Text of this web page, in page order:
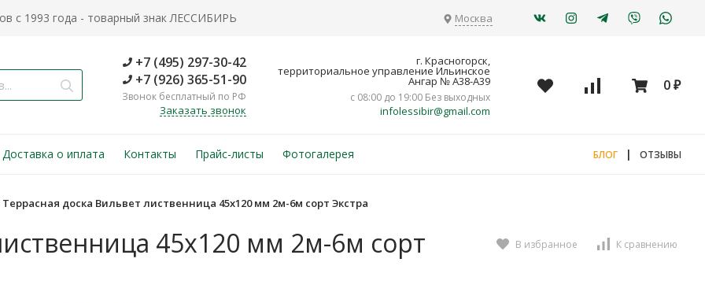
с 1993 года - товарный знак ЛЕССИБИРЬ Москва
+7 (495) 297-30-42
+7 (926) 365-51-90
Звонок бесплатный по РФ
Заказать звонок
г. Красногорск,
территориальное управление Ильинское
Ангар № А38-А39
с 08:00 до 19:00 Без выходных
infolessibir@gmail.com
0 ₽
Доставка о иплата Контакты Прайс-листы Фотогалерея БЛОГ | ОТЗЫВЫ
Террасная доска Вильвет лиственница 45х120 мм 2м-6м сорт Экстра
45х120 мм 2м-6м сорт
В избранное К сравнению